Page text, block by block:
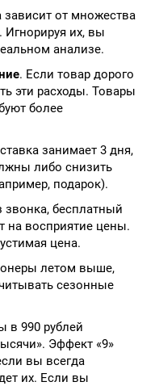
от множества
Игнорируя их, вы
анализе.
. Если товар дорого
эти расходы. Товары
более
занимает 3 дня,
либо снизить
подарок).
звонка, бесплатный
на восприятие цены.
цена.
летом выше,
сезонные
в 990 рублей
Эффект «9»
вы всегда
их. Если вы